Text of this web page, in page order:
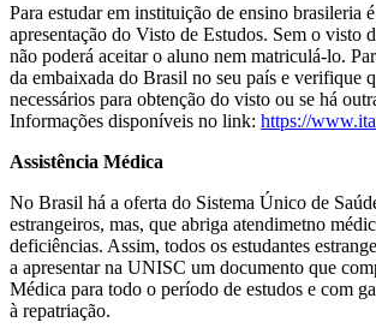
Para estudar em instituição de ensino brasileria
apresentação do Visto de Estudos. Sem o visto
não poderá aceitar o aluno nem matriculá-lo.
da embaixada do Brasil no seu país e verifique
necessários para obtenção do visto ou se há
Informações disponíveis no link: https://
Assistência Médica
No Brasil há a oferta do Sistema Único de
estrangeiros, mas, que abriga atendimetno
deficiências. Assim, todos os estudantes
a apresentar na UNISC um documento que
Médica para todo o período de estudos e com
à repatriação.